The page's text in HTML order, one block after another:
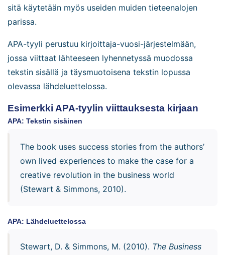
sitä käytetään myös useiden muiden tieteenalojen
parissa.
APA-tyyli perustuu kirjoittaja-vuosi-järjestelmään,
jossa viittaat lähteeseen lyhennetyssä muodossa
tekstin sisällä ja täysmuotoisena tekstin lopussa
olevassa lähdeluettelossa.
Esimerkki APA-tyylin viittauksesta kirjaan
APA: Tekstin sisäinen
The book uses success stories from the authors’
own lived experiences to make the case for a
creative revolution in the business world
(Stewart & Simmons, 2010).
APA: Lähdeluettelossa
Stewart, D. & Simmons, M. (2010). The Business